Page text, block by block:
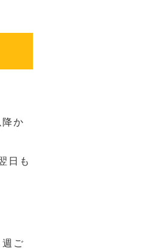
か
日も
ご